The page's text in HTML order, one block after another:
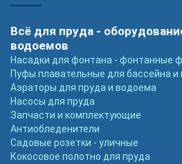
Всё для пруда -
водоемов
Насадки для фонтана - фонтанные
Пуфы плавательные для бассейна и
Аэраторы для пруда и водоема
Насосы для пруда
Запчасти и комплектующие
Антиобледенители
Садовые розетки - уличные
Кокосовое полотно для пруда